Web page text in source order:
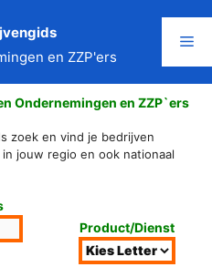
en ZZP'ers
Ondernemingen en ZZP`ers
zoek en vind je bedrijven
jouw regio en ook nationaal
Product/Dienst